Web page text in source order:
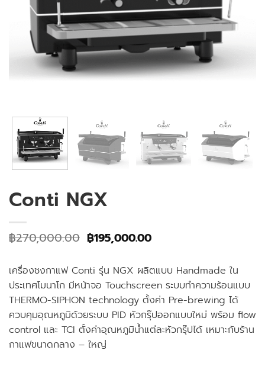
Conti NGX
฿270,000.00 Original
price
฿270,000.00.
฿195,000.00Current
฿195,000.00.
เครื่องชงกาแฟ Conti รุ่น NGX ผลิตแบบ Handmade ใน
ประเทศโมนาโก มีหน้าจอ Touchscreen ระบบทำความร้อนแบบ
THERMO-SIPHON technology ตั้งค่า Pre-brewing ได้
ควบคุมอุณหภูมิด้วยระบบ PID หัวกรุ๊ปออกแบบใหม่ พร้อม flow
control และ TCI ตั้งค่าอุณหภูมิน้ำแต่ละหัวกรุ๊ปได้ เหมาะกับร้าน
กาแฟขนาดกลาง – ใหญ่